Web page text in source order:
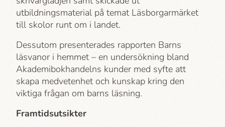
utbildningsmaterial på temat Läsborgar­märket
till skolor runt om i landet.
Dessutom presenterades rapporten Barns
läsvanor i hemmet – en undersökning bland
Akademi­bokhandelns kunder med syfte att
skapa medvetenhet och kunskap kring den
viktiga frågan om barns läsning.
Framtidsutsikter